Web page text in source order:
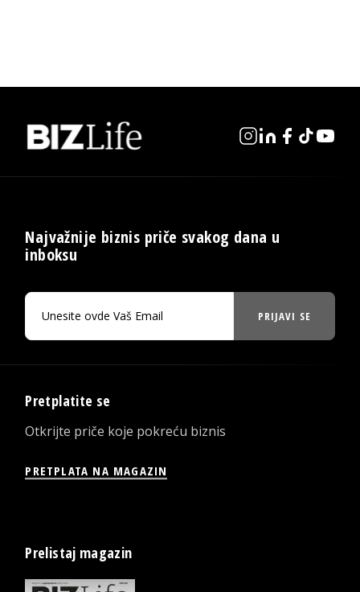
Najvažnije biznis priče svakog dana u
inboksu
PRIJAVI SE
Pretplatite se
Otkrijte priče koje pokreću biznis
PRETPLATA NA MAGAZIN
Prelistaj magazin